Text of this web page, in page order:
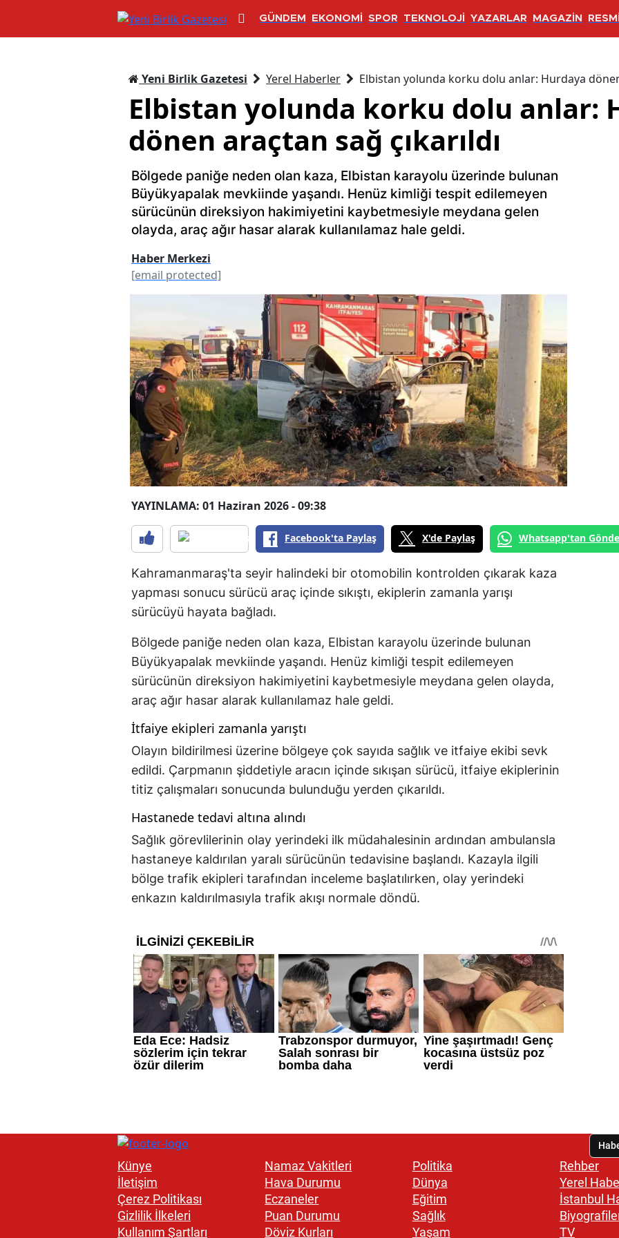
GÜNDEM EKONOMİ SPOR TEKNOLOJİ YAZARLAR MAGAZİN
Yeni Birlik Gazetesi Yerel Haberler Elbistan yolunda korku dolu anlar: Hurdaya
Elbistan yolunda korku dolu anlar:
dönen araçtan sağ çıkarıldı
Bölgede paniğe neden olan kaza, Elbistan karayolu üzerinde bulunan
Büyükyapalak mevkiinde yaşandı. Henüz kimliği tespit edilemeyen
sürücünün direksiyon hakimiyetini kaybetmesiyle meydana gelen
olayda, araç ağır hasar alarak kullanılamaz hale geldi.
Haber Merkezi
[email protected]
YAYINLAMA: 01 Haziran 2026 - 09:38
Facebook'ta Paylaş X'de Paylaş Whatsapp'tan
Kahramanmaraş'ta seyir halindeki bir otomobilin kontrolden çıkarak kaza
yapması sonucu sürücü araç içinde sıkıştı, ekiplerin zamanla yarışı
sürücüyü hayata bağladı.
Bölgede paniğe neden olan kaza, Elbistan karayolu üzerinde bulunan
Büyükyapalak mevkiinde yaşandı. Henüz kimliği tespit edilemeyen
sürücünün direksiyon hakimiyetini kaybetmesiyle meydana gelen olayda,
araç ağır hasar alarak kullanılamaz hale geldi.
İtfaiye ekipleri zamanla yarıştı
Olayın bildirilmesi üzerine bölgeye çok sayıda sağlık ve itfaiye ekibi sevk
edildi. Çarpmanın şiddetiyle aracın içinde sıkışan sürücü, itfaiye ekiplerinin
titiz çalışmaları sonucunda bulunduğu yerden çıkarıldı.
Hastanede tedavi altına alındı
Sağlık görevlilerinin olay yerindeki ilk müdahalesinin ardından ambulansla
hastaneye kaldırılan yaralı sürücünün tedavisine başlandı. Kazayla ilgili
bölge trafik ekipleri tarafından inceleme başlatılırken, olay yerindeki
enkazın kaldırılmasıyla trafik akışı normale döndü.
Künye
İletişim
Çerez Politikası
Gizlilik İlkeleri
Kullanım Şartları
Namaz Vakitleri
Hava Durumu
Eczaneler
Puan Durumu
Döviz Kurları
Politika
Dünya
Eğitim
Sağlık
Yaşam
Rehber
Yerel
İstanbul
TV